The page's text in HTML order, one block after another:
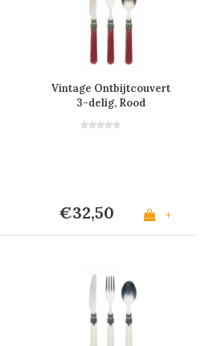
Vintage Ontbijtcouvert
3-delig, Rood
€32,50 +